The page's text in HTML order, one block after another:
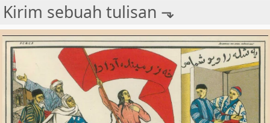
Kirim sebuah tulisan ⬎